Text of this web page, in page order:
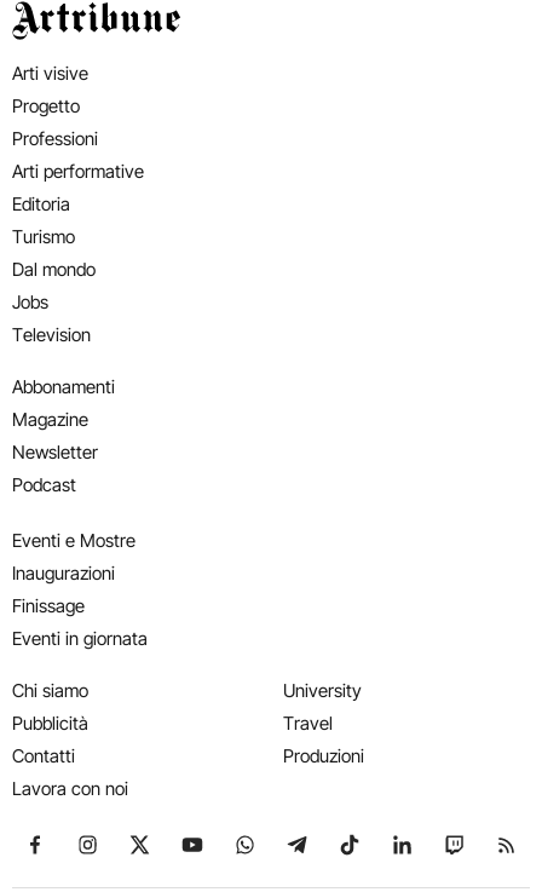
Artribune
Arti visive
Progetto
Professioni
Arti performative
Editoria
Turismo
Dal mondo
Jobs
Television
Abbonamenti
Magazine
Newsletter
Podcast
Eventi e Mostre
Inaugurazioni
Finissage
Eventi in giornata
Chi siamo
Pubblicità
Contatti
Lavora con noi
University
Travel
Produzioni
Seguici su Facebook
Seguici su Instagram
Seguici su X
Seguici su YouTube
Seguici su WhatsApp
Seguici su Telegram
Seguici su TikTok
Seguici su
Seguici